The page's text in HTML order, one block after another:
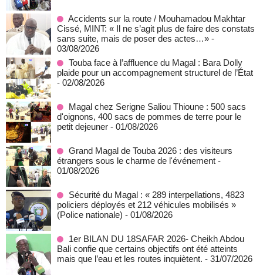
Accidents sur la route / Mouhamadou Makhtar
Cissé, MINT: « Il ne s’agit plus de faire des constats
sans suite, mais de poser des actes…» -
03/08/2026
Touba face à l’affluence du Magal : Bara Dolly
plaide pour un accompagnement structurel de l’État
- 02/08/2026
Magal chez Serigne Saliou Thioune : 500 sacs
d'oignons, 400 sacs de pommes de terre pour le
petit dejeuner - 01/08/2026
Grand Magal de Touba 2026 : des visiteurs
étrangers sous le charme de l'événement -
01/08/2026
Sécurité du Magal : « 289 interpellations, 4823
policiers déployés et 212 véhicules mobilisés »
(Police nationale) - 01/08/2026
1er BILAN DU 18SAFAR 2026- Cheikh Abdou
Bali confie que certains objectifs ont été atteints
mais que l’eau et les routes inquiètent. - 31/07/2026